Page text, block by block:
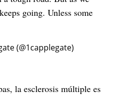
going. Unless some
(@1capplegate)
la esclerosis múltiple es